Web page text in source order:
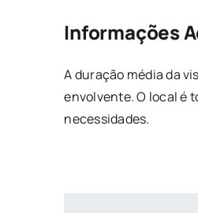
Informações
A duração média da
envolvente. O local é
necessidades.